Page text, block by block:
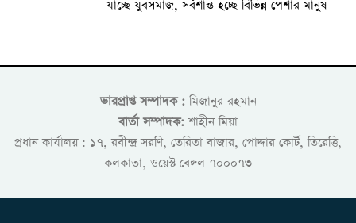
যাচ্ছে যুবসমাজ, সর্বশান্ত হচ্ছে বিভিন্ন পেশার মানুষ
ভারপ্রাপ্ত সম্পাদক :মিজানুর রহমান
বার্তা সম্পাদক: শাহীন মিয়া
প্রধান কার্যালয় : ১৭, রবীন্দ্র সরণি, তেরিতা বাজার, পোদ্দার কোর্ট, তিরেত্তি,
কলকাতা, ওয়েস্ট বেঙ্গল ৭০০০৭৩